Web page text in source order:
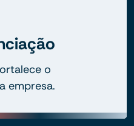
o
empresa.